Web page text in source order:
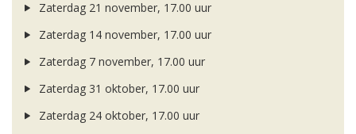
Zaterdag 21 november, 17.00 uur
Zaterdag 14 november, 17.00 uur
Zaterdag 7 november, 17.00 uur
Zaterdag 31 oktober, 17.00 uur
Zaterdag 24 oktober, 17.00 uur